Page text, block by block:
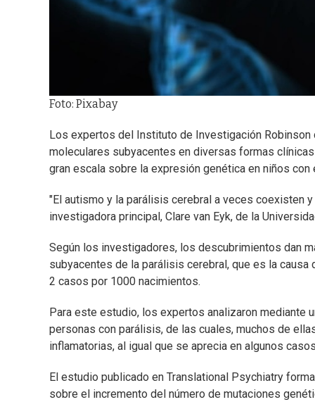
Foto: Pixabay
Los expertos del Instituto de Investigación
moleculares subyacentes en diversas formas
gran escala sobre la expresión genética en niños con
"El autismo y la parálisis cerebral a veces coexisten
investigadora principal, Clare van Eyk, de la
Según los investigadores, los descubrimientos dan
subyacentes de la parálisis cerebral, que es la
2 casos por 1000 nacimientos.
Para este estudio, los expertos analizaron mediante
personas con parálisis, de las cuales, muchos de
inflamatorias, al igual que se aprecia en algunos
El estudio publicado en Translational Psychiatry
sobre el incremento del número de mutaciones